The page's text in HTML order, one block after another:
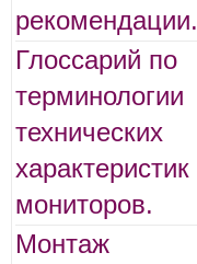
рекомендации.
Глоссарий по
терминологии
технических
характеристик
мониторов.
Монтаж